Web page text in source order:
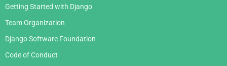
Getting Started with Django
Team Organization
Django Software Foundation
Code of Conduct